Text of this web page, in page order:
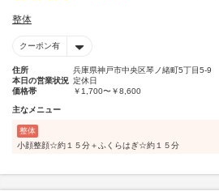
整体
クーポン有
住所
兵庫県神戸市中央区琴ノ緒町5丁目5-9
本日の営業状況 定休日
価格帯
￥1,700〜￥8,600
主なメニュー
整体
小顔整顔☆約１５分＋ふくらはぎ☆約１５分